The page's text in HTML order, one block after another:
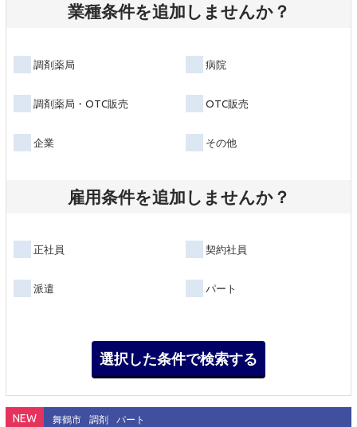
業種条件を追加しませんか？
調剤薬局 病院
調剤薬局・OTC販売 OTC販売
企業 その他
雇用条件を追加しませんか？
正社員 契約社員
派遣 パート
NEW 舞鶴市 調剤 パート